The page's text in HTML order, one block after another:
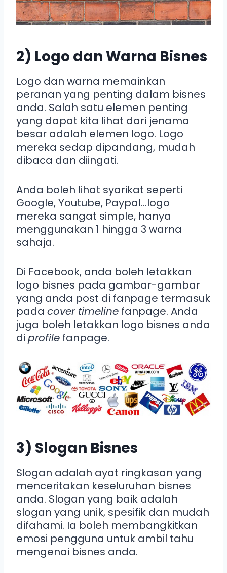
2) Logo dan Warna Bisnes
Logo dan warna memainkan
peranan yang penting dalam bisnes
anda. Salah satu elemen penting
yang dapat kita lihat dari jenama
besar adalah elemen logo. Logo
mereka sedap dipandang, mudah
dibaca dan diingati.
Anda boleh lihat syarikat seperti
Google, Youtube, Paypal…logo
mereka sangat simple, hanya
menggunakan 1 hingga 3 warna
sahaja.
Di Facebook, anda boleh letakkan
logo bisnes pada gambar-gambar
yang anda post di fanpage termasuk
pada cover timeline fanpage. Anda
juga boleh letakkan logo bisnes anda
di profile fanpage.
3) Slogan Bisnes
Slogan adalah ayat ringkasan yang
menceritakan keseluruhan bisnes
anda. Slogan yang baik adalah
slogan yang unik, spesifik dan mudah
difahami. Ia boleh membangkitkan
emosi pengguna untuk ambil tahu
mengenai bisnes anda.